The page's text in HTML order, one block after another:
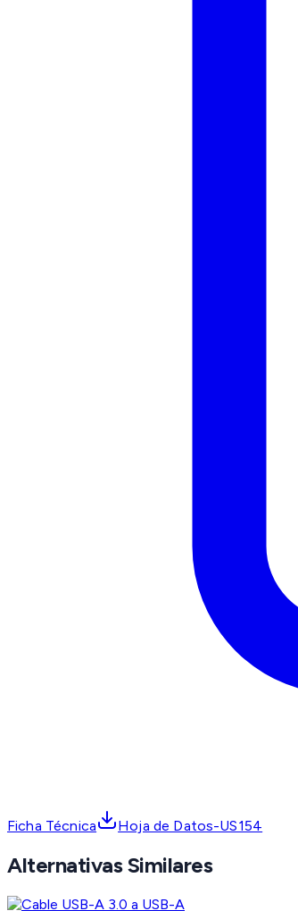
Ficha Técnica Hoja de Datos-US154
Alternativas Similares